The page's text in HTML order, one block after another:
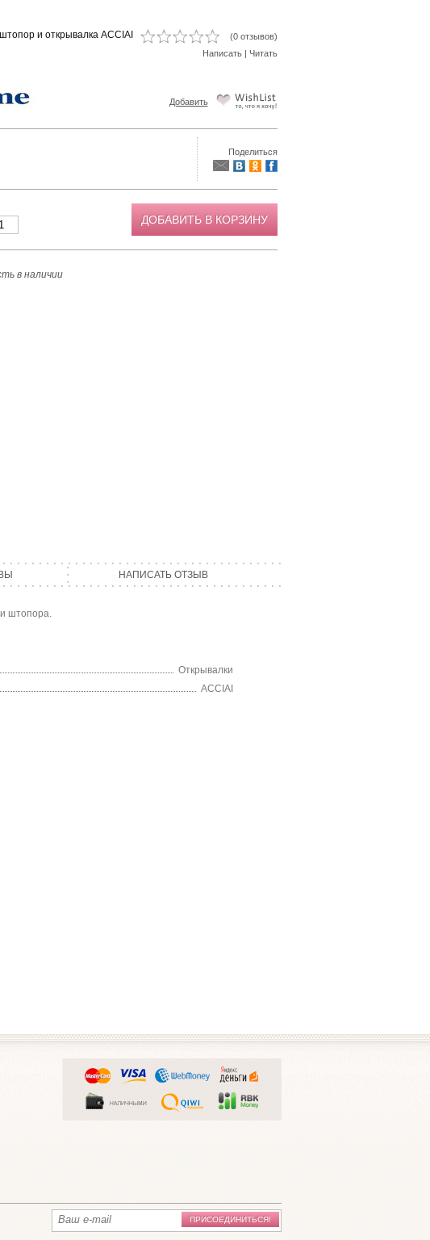
и открывалка ACCIAI
(0 отзывов)
Написать| Читать
Добавить
Поделиться
ДОБАВИТЬ В КОРЗИНУ
в наличии
НАПИСАТЬ ОТЗЫВ
штопора.
Открывалки
ACCIAI
ПРИСОЕДИНИТЬСЯ!